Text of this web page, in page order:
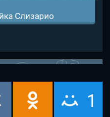
Слизарио
1